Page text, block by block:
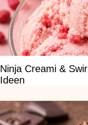
Ninja Creami &
Ideen